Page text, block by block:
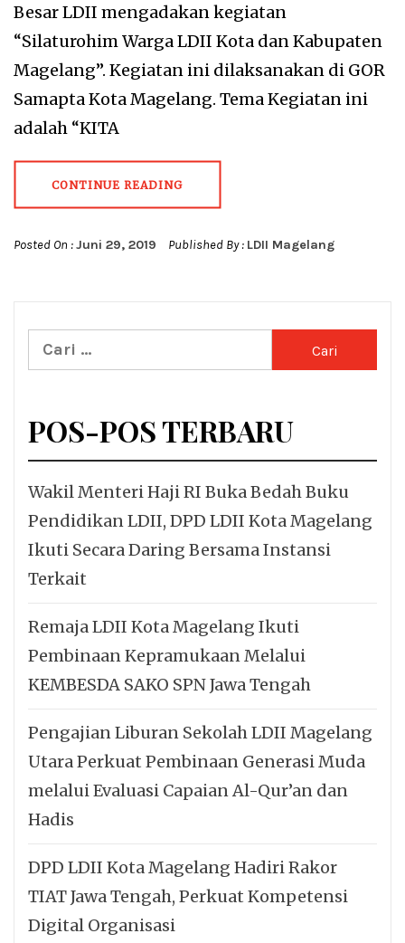
Besar LDII mengadakan kegiatan
“Silaturohim Warga LDII Kota dan Kabupaten
Magelang”. Kegiatan ini dilaksanakan di GOR
Samapta Kota Magelang. Tema Kegiatan ini
adalah “KITA
CONTINUE READING
Posted On :Juni 29, 2019 Published By : LDII Magelang
Cari
untuk:
POS-POS TERBARU
Wakil Menteri Haji RI Buka Bedah Buku
Pendidikan LDII, DPD LDII Kota Magelang
Ikuti Secara Daring Bersama Instansi
Terkait
Remaja LDII Kota Magelang Ikuti
Pembinaan Kepramukaan Melalui
KEMBESDA SAKO SPN Jawa Tengah
Pengajian Liburan Sekolah LDII Magelang
Utara Perkuat Pembinaan Generasi Muda
melalui Evaluasi Capaian Al-Qur’an dan
Hadis
DPD LDII Kota Magelang Hadiri Rakor
TIAT Jawa Tengah, Perkuat Kompetensi
Digital Organisasi